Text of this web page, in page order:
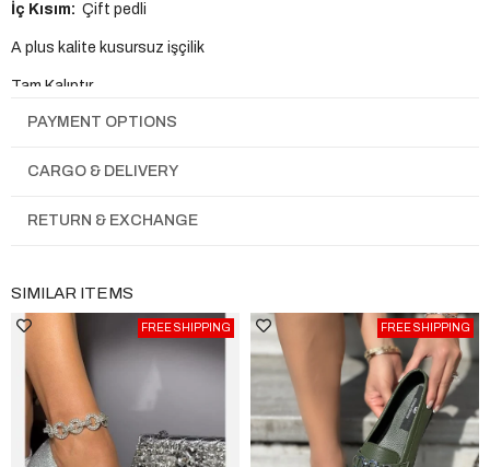
İç Kısım: Çift pedli
A plus kalite kusursuz işçilik
Tam Kalıptır.
PAYMENT OPTIONS
CARGO & DELIVERY
RETURN & EXCHANGE
SIMILAR ITEMS
FREE SHIPPING FREE SHIPPING